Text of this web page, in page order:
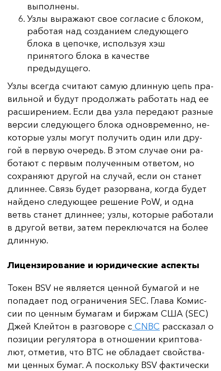
выполнены.
Узлы выражают свое согласие с блоком,
работая над созданием следующего
блока в цепочке, используя хэш
принятого блока в качестве
предыдущего.
Уз­лы всег­да счи­та­ют са­мую длин­ную цепь пра­
виль­ной и бу­дут про­дол­жать ра­бо­тать над ее
рас­ши­ре­ни­ем. Ес­ли два уз­ла пе­ре­да­ют раз­ные
вер­сии сле­ду­юще­го бло­ка од­нов­ре­мен­но, не­
ко­то­рые уз­лы мо­гут по­лу­чить один или дру­
гой в пер­вую оче­редь. В этом слу­чае они ра­
бо­та­ют с пер­вым по­лу­чен­ным от­ве­том, но
сох­ра­ня­ют дру­гой на слу­чай, ес­ли он ста­нет
длин­нее. Связь бу­дет ра­зор­ва­на, ког­да бу­дет
най­де­но сле­ду­ющее ре­ше­ние PoW, и од­на
ветвь ста­нет длин­нее; уз­лы, ко­то­рые ра­бо­та­ли
в дру­гой вет­ви, за­тем пе­рек­лю­чат­ся на бо­лее
длин­ную.
Лицензирование и юридические аспекты
То­кен BSV не яв­ля­ет­ся цен­ной бу­ма­гой и не
по­па­да­ет под ог­ра­ни­че­ния SEC. Гла­ва Ко­мис­
сии по цен­ным бу­ма­гам и бир­жам США (SEC)
Джей Клей­тон в раз­го­во­ре с CNBC рас­ска­зал о
по­зи­ции ре­гу­ля­то­ра в от­но­ше­нии крип­то­ва­
лют, от­ме­тив, что BTC не об­ла­да­ет свой­ства­
ми цен­ных бу­маг. А пос­коль­ку BSV фак­ти­чес­ки